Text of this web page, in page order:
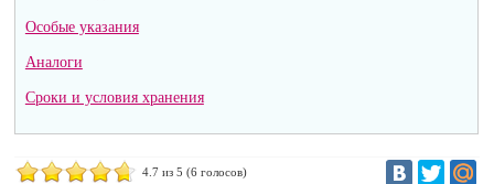
Особые указания
Аналоги
Сроки и условия хранения
4.7 из 5 (6 голосов)